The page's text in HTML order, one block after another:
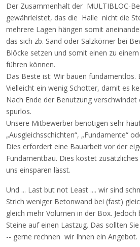
Der Zusammenhalt der MULTIBLOC-
gewährleistet, das die Halle nicht die
mehrere Lagen hängen somit
das sich zb. Sand oder Salzkörner bei
Blöcke setzen und somit einen zu
führen können.
Das Beste ist: Wir bauen fundamentlos.
Vielleicht ein wenig Schotter, damit es
Nach Ende der Benutzung verschwindet
spurlos.
Unsere Mitbewerber benötigen sehr
„Ausgleichsschichten“, „Fundamente“
Dies erfordert eine Bauarbeit vor der
Fundamentbau. Dies kostet
uns einsparen lässt.
Und ... Last but not Least .... wir sind
Strich weniger Betonwand bei (fast)
gleich mehr Volumen in der Box.
Steine auf einen Lastzug. Das sollten
-- gerne rechnen wir Ihnen ein Angebot.